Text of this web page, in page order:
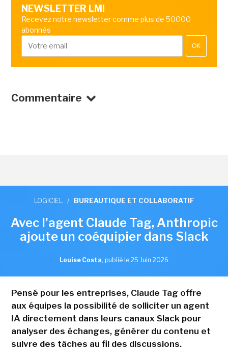
NEWSLETTER LMI
Recevez notre newsletter comme plus de 50000
abonnés
OK
Commentaire
LOGICIEL / BUREAUTIQUE ET COLLABORATIF
Avec l'agent Claude Tag, Anthropic
ajoute un coéquipier dans Slack
Louise Costa, publié le 25 Juin 2026
Pensé pour les entreprises, Claude Tag offre
aux équipes la possibilité de solliciter un agent
IA directement dans leurs canaux Slack pour
analyser des échanges, générer du contenu et
suivre des tâches au fil des discussions.